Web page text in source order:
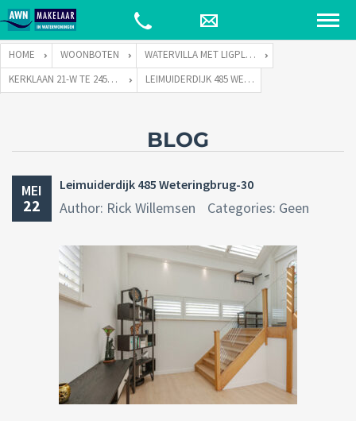
HOME WOONBOTEN
WATERVILLA MET LIGPLAATS
KERKLAAN 21-W TE 2451 VX LEIMUIDEN
LEIMUIDERDIJK 485 WETERINGBRUG-30
BLOG
MEI
22
Leimuiderdijk 485 Weteringbrug-30
Author: Rick Willemsen Categories: Geen